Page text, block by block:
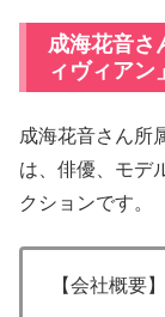
成海花音さ
ィヴィアン」
成海花音さん所
は、俳優、モデ
クションです。
【会社概要】